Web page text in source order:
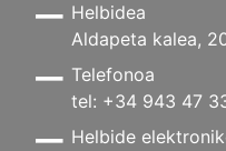
Helbidea
Aldapeta kalea,
Telefonoa
tel: +34 943 47
Helbide